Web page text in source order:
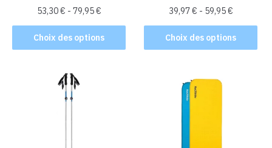
53,30€ - 79,95€
Choix des options
Ce
produit
plusieurs
variations.
39,97€ - 59,95€
Choix des options
Ce
produit
plusieurs